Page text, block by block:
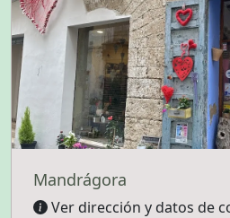
Mandrágora
Ver dirección y datos de